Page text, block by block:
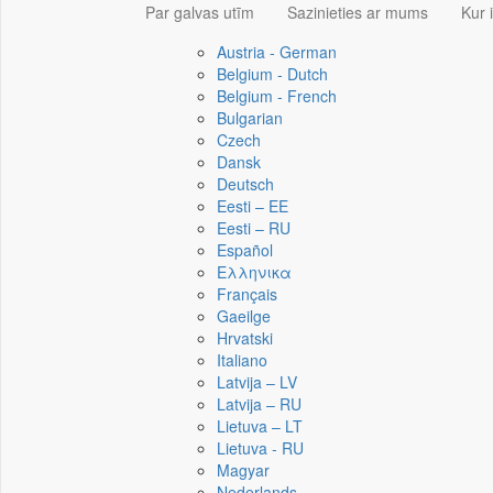
Par galvas utīm Sazinieties ar mums Kur
Austria - German
Belgium - Dutch
Belgium - French
Bulgarian
Czech
Dansk
Deutsch
Eesti – EE
Eesti – RU
Español
Ελληνικα
Français
Gaeilge
Hrvatski
Italiano
Latvija – LV
Latvija – RU
Lietuva – LT
Lietuva - RU
Magyar